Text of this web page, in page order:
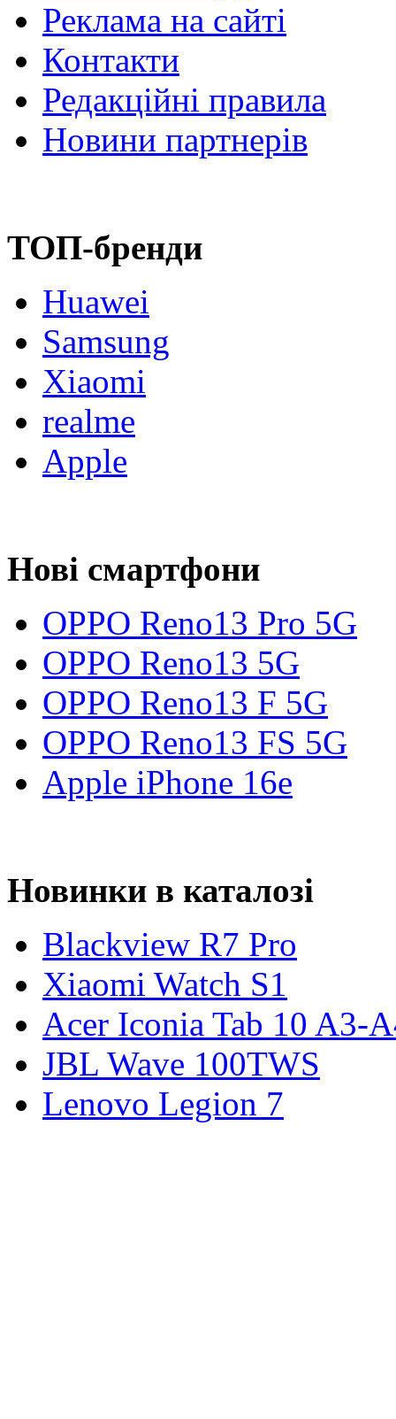
Реклама на сайті
Контакти
Редакційні правила
Новини партнерів
ТОП-бренди
Huawei
Samsung
Xiaomi
realme
Apple
Нові смартфони
OPPO Reno13 Pro 5G
OPPO Reno13 5G
OPPO Reno13 F 5G
OPPO Reno13 FS 5G
Apple iPhone 16e
Новинки в каталозі
Blackview R7 Pro
Xiaomi Watch S1
Acer Iconia Tab 10 A3-
JBL Wave 100TWS
Lenovo Legion 7